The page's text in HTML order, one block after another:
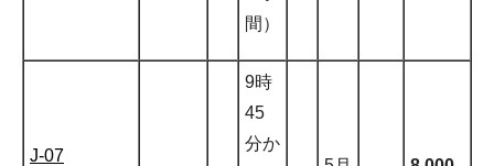
間）
J-07
9時
45
分か